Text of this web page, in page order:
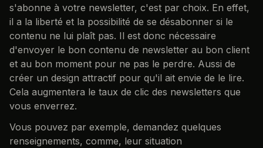
s'abonne à votre newsletter, c'est par choix. En effet,
il a la liberté et la possibilité de se désabonner si le
contenu ne lui plaît pas. Il est donc nécessaire
d'envoyer le bon contenu de newsletter au bon client
et au bon moment pour ne pas le perdre. Aussi de
créer un design attractif pour qu'il ait envie de le lire.
Cela augmentera le taux de clic des newsletters que
vous enverrez.
Vous pouvez par exemple, demandez quelques
renseignements, comme, leur situation